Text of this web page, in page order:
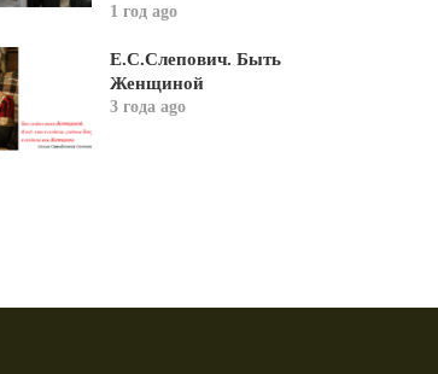
1 год ago
Е.С.Слепович. Быть
Женщиной
3 года ago